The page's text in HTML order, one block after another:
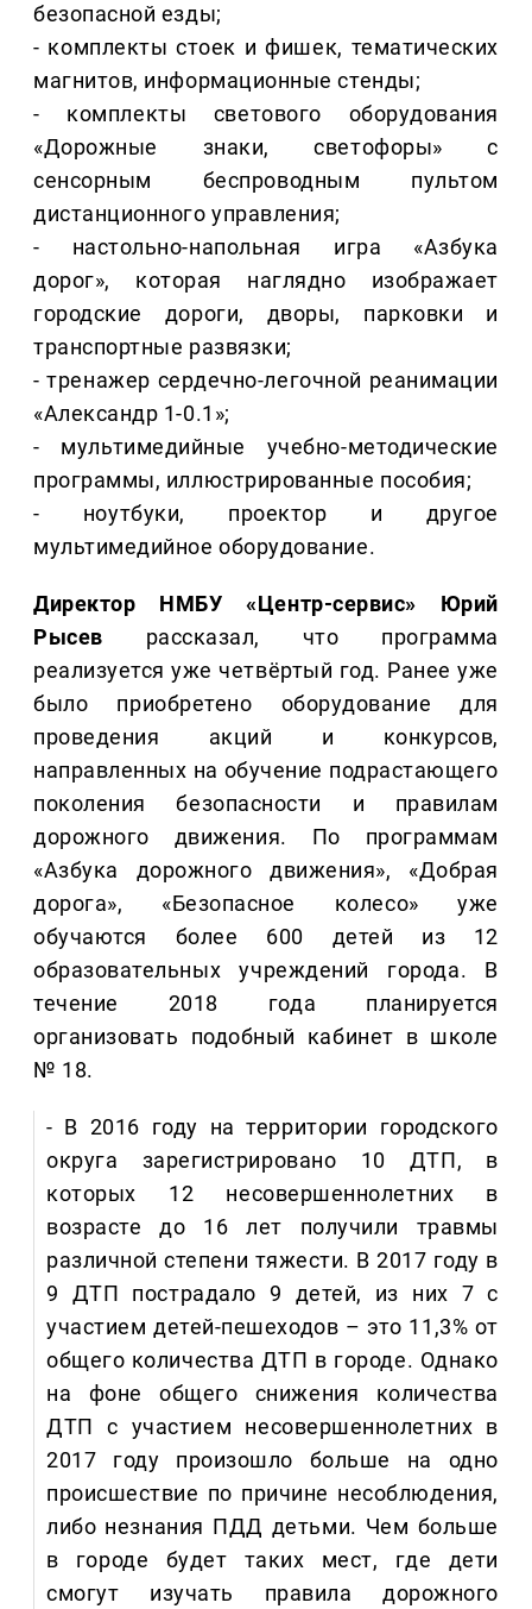
безопасной езды;
- комплекты стоек и фишек, тематических
магнитов, информационные стенды;
- комплекты светового оборудования
«Дорожные знаки, светофоры» с
сенсорным беспроводным пультом
дистанционного управления;
- настольно-напольная игра «Азбука
дорог», которая наглядно изображает
городские дороги, дворы, парковки и
транспортные развязки;
- тренажер сердечно-легочной реанимации
«Александр 1-0.1»;
- мультимедийные учебно-методические
программы, иллюстрированные пособия;
- ноутбуки, проектор и другое
мультимедийное оборудование.
Директор НМБУ «Центр-сервис» Юрий
Рысев рассказал, что программа
реализуется уже четвёртый год. Ранее уже
было приобретено оборудование для
проведения акций и конкурсов,
направленных на обучение подрастающего
поколения безопасности и правилам
дорожного движения. По программам
«Азбука дорожного движения», «Добрая
дорога», «Безопасное колесо» уже
обучаются более 600 детей из 12
образовательных учреждений города. В
течение 2018 года планируется
организовать подобный кабинет в школе
№ 18.
- В 2016 году на территории городского
округа зарегистрировано 10 ДТП, в
которых 12 несовершеннолетних в
возрасте до 16 лет получили травмы
различной степени тяжести. В 2017 году в
9 ДТП пострадало 9 детей, из них 7 с
участием детей-пешеходов – это 11,3% от
общего количества ДТП в городе. Однако
на фоне общего снижения количества
ДТП с участием несовершеннолетних в
2017 году произошло больше на одно
происшествие по причине несоблюдения,
либо незнания ПДД детьми. Чем больше
в городе будет таких мест, где дети
смогут изучать правила дорожного